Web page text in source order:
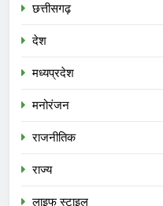
छत्तीसगढ़
देश
मध्‍यप्रदेश
मनोरंजन
राजनीतिक
राज्य
लाइफ स्टाइल